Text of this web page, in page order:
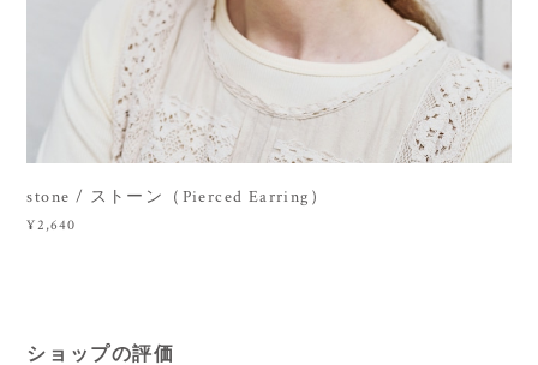
stone / ストーン（Pierced Earring）
¥2,640
ショップの評価